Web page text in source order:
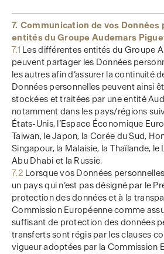
7. Communication de vos Données
entités du Groupe Audemars
7.1
Les différentes entités du Groupe
peuvent partager les Données
les autres afin d’assurer la continuité
Données personnelles peuvent ainsi
stockées et traitées par une entité
notamment dans les pays/régions
États-Unis, l’Espace Économique
Taiwan, le Japon, la Corée du Sud,
Singapour, la Malaisie, la Thaïlande, le
Abu Dhabi et la Russie.
7.2 Lorsque vos Données
un pays qui n’est pas désigné par le
protection des données et à la
Commission Européenne comme
suffisant de protection des données
transferts sont régis par les clauses
vigueur adoptées par la Commission